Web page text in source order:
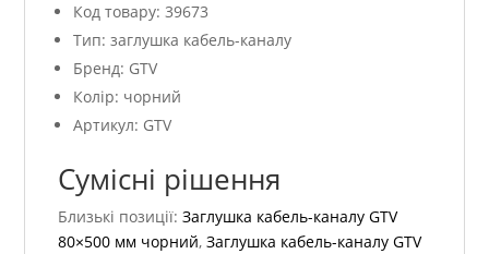
Код товару: 39673
Тип: заглушка кабель-каналу
Бренд: GTV
Колір: чорний
Артикул: GTV
Сумісні рішення
Близькі позиції:Заглушка кабель-каналу GTV
80×500 мм чорний,Заглушка кабель-каналу GTV